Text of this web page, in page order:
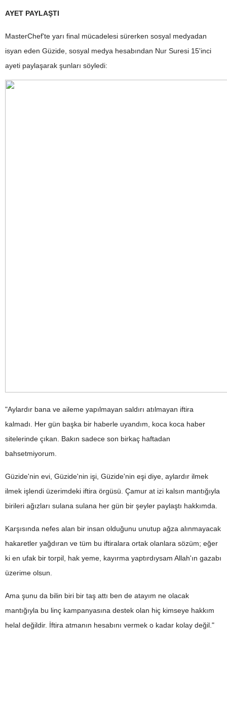
AYET PAYLAŞTI
MasterChef'te yarı final mücadelesi sürerken sosyal medyadan
isyan eden Güzide, sosyal medya hesabından Nur Suresi 15'inci
ayeti paylaşarak şunları söyledi:
"Aylardır bana ve aileme yapılmayan saldırı atılmayan iftira
kalmadı. Her gün başka bir haberle uyandım, koca koca haber
sitelerinde çıkan. Bakın sadece son birkaç haftadan
bahsetmiyorum.
Güzide'nin evi, Güzide'nin işi, Güzide'nin eşi diye, aylardır ilmek
ilmek işlendi üzerimdeki iftira örgüsü. Çamur at izi kalsın mantığıyla
birileri ağızları sulana sulana her gün bir şeyler paylaştı hakkımda.
Karşısında nefes alan bir insan olduğunu unutup ağza alınmayacak
hakaretler yağdıran ve tüm bu iftiralara ortak olanlara sözüm; eğer
ki en ufak bir torpil, hak yeme, kayırma yaptırdıysam Allah'ın gazabı
üzerime olsun.
Ama şunu da bilin biri bir taş attı ben de atayım ne olacak
mantığıyla bu linç kampanyasına destek olan hiç kimseye hakkım
helal değildir. İftira atmanın hesabını vermek o kadar kolay değil."